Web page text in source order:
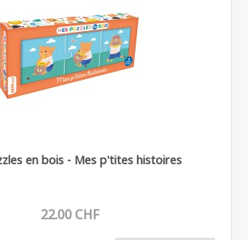
en bois - Mes p'tites histoires
22.00 CHF